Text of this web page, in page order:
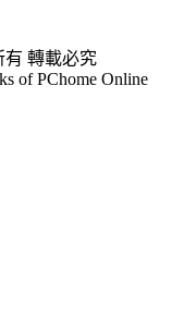
有 轉載必究
of PChome Online